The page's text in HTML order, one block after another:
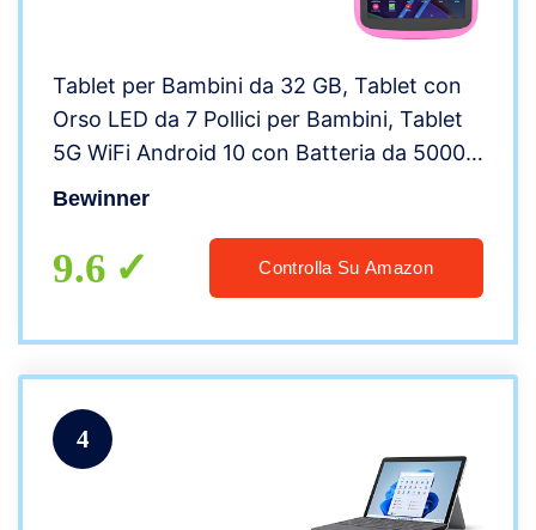
Tablet per Bambini da 32 GB, Tablet con
Orso LED da 7 Pollici per Bambini, Tablet
5G WiFi Android 10 con Batteria da 5000
MAh, 2 GB + 32 GB, Processore Octa
Regalo(Rosa)
Bewinner
9.6 Controlla Su Amazon
4